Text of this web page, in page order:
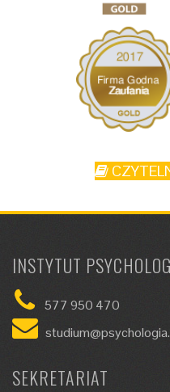
INSTYTUT
577 950 470
SEKRETARIAT